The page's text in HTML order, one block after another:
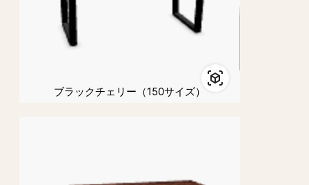
ブラックチェリー（150サイズ）